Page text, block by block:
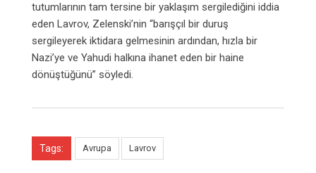
tutumlarının tam tersine bir yaklaşım sergilediğini iddia
eden Lavrov, Zelenski’nin “barışçıl bir duruş
sergileyerek iktidara gelmesinin ardından, hızla bir
Nazi’ye ve Yahudi halkına ihanet eden bir haine
dönüştüğünü” söyledi.
Tags: Avrupa Lavrov